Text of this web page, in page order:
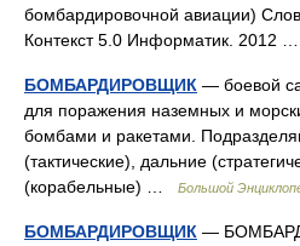
бомбардировочной авиации)
Контекст 5.0 Информатик. 2012
БОМБАРДИРОВЩИК — боевой
для поражения наземных и
бомбами и ракетами.
(тактические), дальние
(корабельные) …
Большой
БОМБАРДИРОВЩИК —